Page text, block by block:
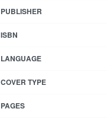
PUBLISHER
ISBN
LANGUAGE
COVER TYPE
PAGES